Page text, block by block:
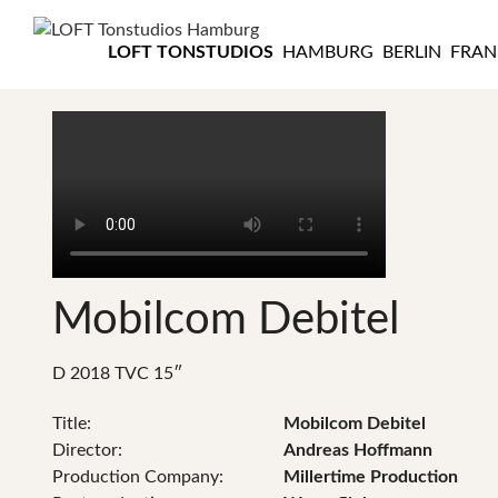
LOFT
TONSTUDIOSLOFT TONSTUDIOS HAMBURG BERLIN
Mobilcom Debitel
D 2018 TVC 15″
Title:
Mobilcom Debitel
Director:
Andreas Hoffmann
Production Company:
Millertime Production